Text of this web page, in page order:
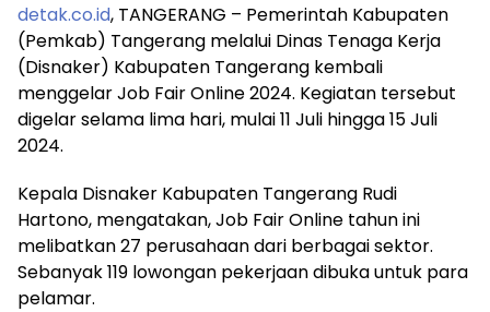
detak.co.id, TANGERANG – Pemerintah Kabupaten
(Pemkab) Tangerang melalui Dinas Tenaga Kerja
(Disnaker) Kabupaten Tangerang kembali
menggelar Job Fair Online 2024. Kegiatan tersebut
digelar selama lima hari, mulai 11 Juli hingga 15 Juli
2024.
Kepala Disnaker Kabupaten Tangerang Rudi
Hartono, mengatakan, Job Fair Online tahun ini
melibatkan 27 perusahaan dari berbagai sektor.
Sebanyak 119 lowongan pekerjaan dibuka untuk para
pelamar.